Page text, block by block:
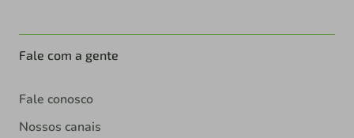
Fale com a gente
Fale conosco
Nossos canais